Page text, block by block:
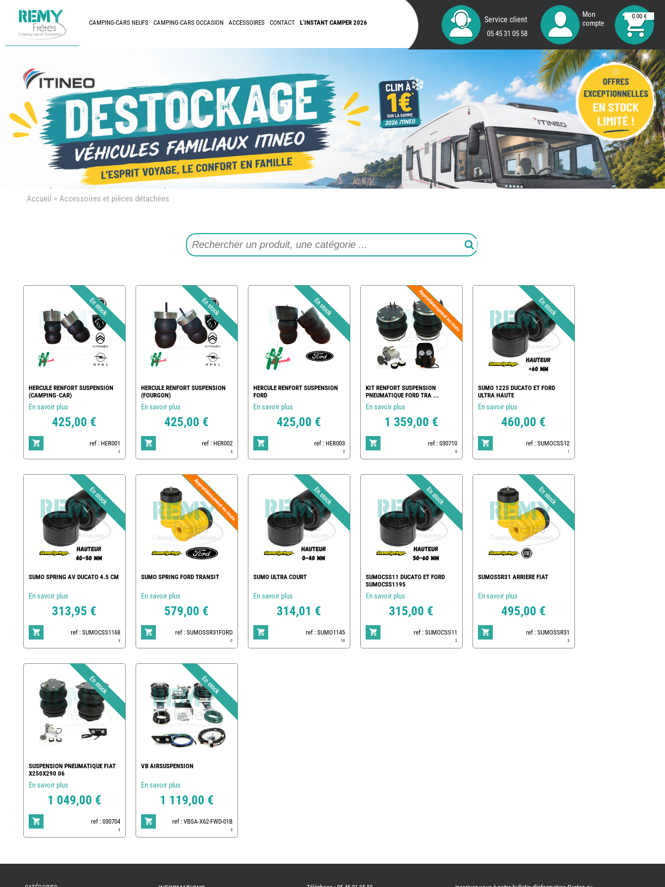
CAMPING-CARS NEUFS CAMPING-CARS OCCASION ACCESSOIRES CONTACT L’INSTANT CAMPER 2026 Service client
05 45 31 05 58
Mon
compte
0.00 €
Accueil > Accessoires et pièces détachées
HERCULE RENFORT SUSPENSION
(CAMPING-CAR)
En savoir plus
425,00 €
ref : HER001
2
HERCULE RENFORT SUSPENSION
(FOURGON)
En savoir plus
425,00 €
ref : HER002
3
HERCULE RENFORT SUSPENSION
FORD
En savoir plus
425,00 €
ref : HER003
2
KIT RENFORT SUSPENSION
PNEUMATIQUE FORD TRA ...
En savoir plus
1 359,00 €
ref : 030710
0
SUMO 1225 DUCATO ET FORD
ULTRA HAUTE
En savoir plus
460,00 €
ref : SUMOCSS12
1
SUMO SPRING AV DUCATO 4.5 CM
En savoir plus
313,95 €
ref : SUMOCSS1168
3
SUMO SPRING FORD TRANSIT
En savoir plus
579,00 €
ref : SUMOSSR31FORD
-2
SUMO ULTRA COURT
En savoir plus
314,01 €
ref : SUMO1145
10
SUMOCSS11 DUCATO ET FORD
SUMOCSS1195
En savoir plus
315,00 €
ref : SUMOCSS11
2
SUMOSSR31 ARRIERE FIAT
En savoir plus
495,00 €
ref : SUMOSSR31
3
SUSPENSION PNEUMATIQUE FIAT
X250X290 06
En savoir plus
1 049,00 €
ref : 030704
3
VB AIRSUSPENSION
En savoir plus
1 119,00 €
ref : VBSA-X62-FWD-01B
3
FRERES